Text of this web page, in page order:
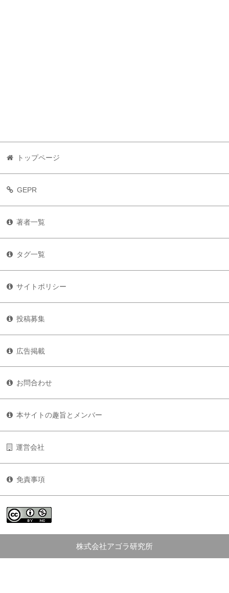
トップページ
GEPR
著者一覧
タグ一覧
サイトポリシー
投稿募集
広告掲載
お問合わせ
本サイトの趣旨とメンバー
運営会社
免責事項
株式会社アゴラ研究所